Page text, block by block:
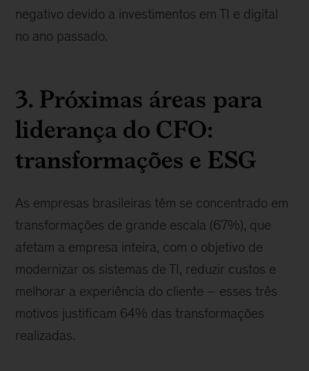
negativo devido a investimentos em TI e digital
no ano passado.
3. Próximas áreas para
liderança do CFO:
transformações e ESG
As empresas brasileiras têm se concentrado em
transformações de grande escala (67%), que
afetam a empresa inteira, com o objetivo de
modernizar os sistemas de TI, reduzir custos e
melhorar a experiência do cliente – esses três
motivos justificam 64% das transformações
realizadas.